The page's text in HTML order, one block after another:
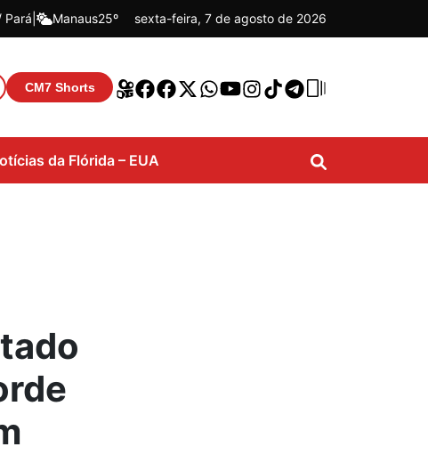
Pará Manaus25º sexta-feira, 7 de agosto de 2026
CM7 Shorts
da Flórida – EUA